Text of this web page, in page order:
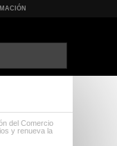
del Comercio
y renueva la